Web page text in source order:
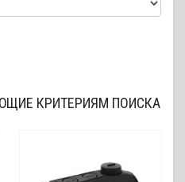
КРИТЕРИЯМ ПОИСКА